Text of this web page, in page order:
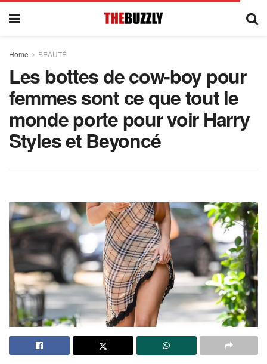
Home BEAUTÉ
Les bottes de cow-boy pour
femmes sont ce que tout le
monde porte pour voir Harry
Styles et Beyoncé